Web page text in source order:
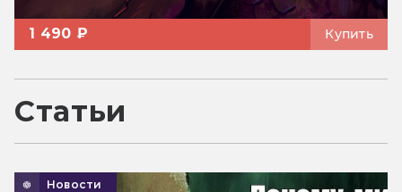
1 490 ₽ Купить
Статьи
Новости